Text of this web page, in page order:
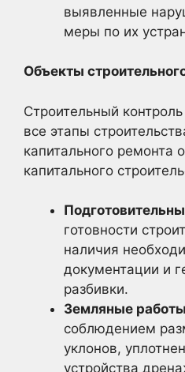
выявленные
меры по их
Объекты
Строительный
все этапы
капитального ремонта
капитального
готовности
наличия
документации и
разбивки.
Земляные
соблюдением
уклонов,
устройства